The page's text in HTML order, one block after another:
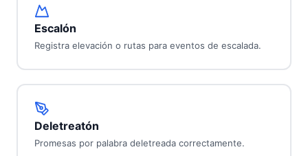
Escalón
Registra elevación o rutas para eventos de escalada.
Deletreatón
Promesas por palabra deletreada correctamente.